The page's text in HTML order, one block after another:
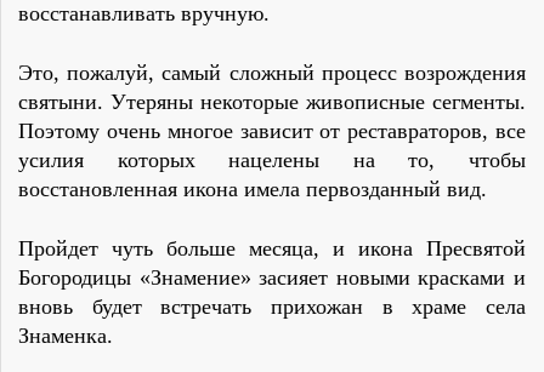
восстанавливать вручную.
Это, пожалуй, самый сложный процесс возрождения
святыни. Утеряны некоторые живописные сегменты.
Поэтому очень многое зависит от реставраторов, все
усилия которых нацелены на то, чтобы
восстановленная икона имела первозданный вид.
Пройдет чуть больше месяца, и икона Пресвятой
Богородицы «Знамение» засияет новыми красками и
вновь будет встречать прихожан в храме села
Знаменка.